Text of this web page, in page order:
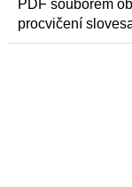
PDF souborem
procvičení